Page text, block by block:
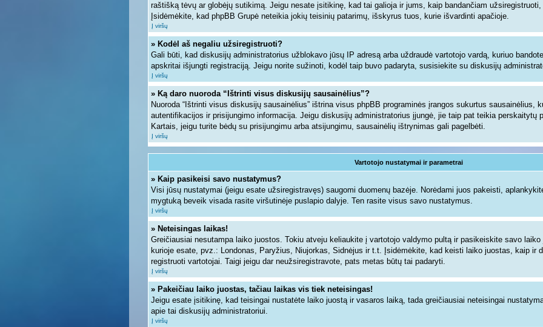
raštišką tėvų ar globėjų sutikimą. Jeigu nesate įsitikinę, kad tai galioja ir jums, kaip bandančiam
Įsidėmėkite, kad phpBB Grupė neteikia jokių teisinių patarimų, išskyrus tuos, kurie išvardinti apačioje.
Į viršų
» Kodėl aš negaliu užsiregistruoti?
Gali būti, kad diskusijų administratorius užblokavo jūsų IP adresą arba uždraudė vartotojo vardą, kuriuo
apskritai išjungti registraciją. Jeigu norite sužinoti, kodėl taip buvo padaryta, susisiekite su diskusijų
Į viršų
» Ką daro nuoroda “Ištrinti visus diskusijų sausainėlius”?
Nuoroda “Ištrinti visus diskusijų sausainėlius” ištrina visus phpBB programinės įrangos sukurtus sausainėlius,
autentifikacijos ir prisijungimo informacija. Jeigu diskusijų administratorius įjungė, jie taip pat teikia perskaitytų
Kartais, jeigu turite bėdų su prisijungimu arba atsijungimu, sausainėlių ištrynimas gali pagelbėti.
Į viršų
Vartotojo nustatymai ir parametrai
» Kaip pasikeisi savo nustatymus?
Visi jūsų nustatymai (jeigu esate užsiregistravęs) saugomi duomenų bazėje. Norėdami juos pakeisti,
mygtuką beveik visada rasite viršutinėje puslapio dalyje. Ten rasite visus savo nustatymus.
Į viršų
» Neteisingas laikas!
Greičiausiai nesutampa laiko juostos. Tokiu atveju keliaukite į vartotojo valdymo pultą ir pasikeiskite savo
kurioje esate, pvz.: Londonas, Paryžius, Niujorkas, Sidnėjus ir t.t. Įsidėmėkite, kad keisti laiko juostas, kaip ir
registruoti vartotojai. Taigi jeigu dar neužsiregistravote, pats metas būtų tai padaryti.
Į viršų
» Pakeičiau laiko juostas, tačiau laikas vis tiek neteisingas!
Jeigu esate įsitikinę, kad teisingai nustatėte laiko juostą ir vasaros laiką, tada greičiausiai neteisingai
apie tai diskusijų administratoriui.
Į viršų